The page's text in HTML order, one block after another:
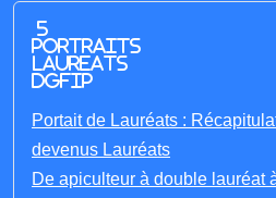
5
portraits
laureats
DGFIP
Portait de Lauréats :
devenus Lauréats
De apiculteur à double lauréat